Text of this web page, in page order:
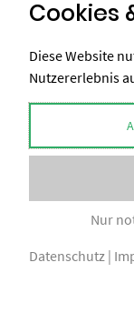
Cookies
Diese Website
Nutzererlebnis
Nur
Datenschutz |